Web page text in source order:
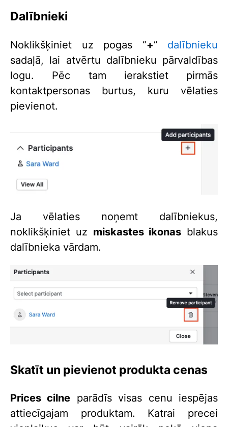
Dalībnieki
Noklikšķiniet uz pogas “+” dalībnieku
sadaļā, lai atvērtu dalībnieku pārvaldības
logu. Pēc tam ierakstiet pirmās
kontaktpersonas burtus, kuru vēlaties
pievienot.
Ja vēlaties noņemt dalībniekus,
noklikšķiniet uz miskastes ikonas blakus
dalībnieka vārdam.
Skatīt un pievienot produkta cenas
Prices cilne parādīs visas cenu iespējas
attiecīgajam produktam. Katrai precei